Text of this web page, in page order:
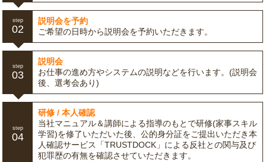
step
02
説明会を予約
ご希望の日時から説明会を予約いただきます。
step
03
説明会
お仕事の進め方やシステムの説明などを行います。(説明会
後、選考会あり)
step
04
研修 / 本人確認
当社マニュアル＆講師による指導のもとで研修(家事スキル
学習)を修了いただいた後、公的身分証をご提出いただき本
人確認サービス「TRUSTDOCK」による反社との関与及び
犯罪歴の有無を確認させていただきます。